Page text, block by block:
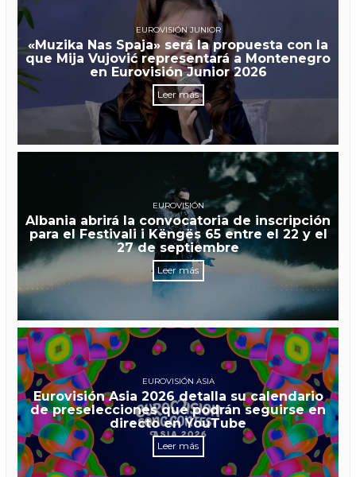
EUROVISIÓN JUNIOR
«Muzika Nas Spaja» será la propuesta con la
que Mija Vujović representará a Montenegro
en Eurovisión Junior 2026
Leer más
EUROVISIÓN
Albania abrirá la convocatoria de inscripción
para el Festivali i Këngës 65 entre el 22 y el
27 de septiembre
Leer más
EUROVISIÓN ASIA
Eurovisión Asia 2026 detalla su calendario
de preselecciones que podrán seguirse en
directo en YouTube
Leer más